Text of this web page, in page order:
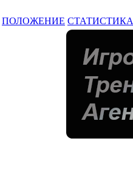
ПОЛОЖЕНИЕ СТАТИСТИКА